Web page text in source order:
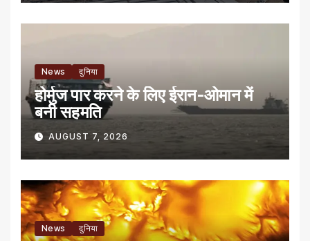
News दुनिया
होर्मुज पार करने के लिए ईरान-ओमान में
बनी सहमति
AUGUST 7, 2026
News दुनिया